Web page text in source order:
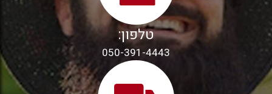
טלפון:
050-391-4443